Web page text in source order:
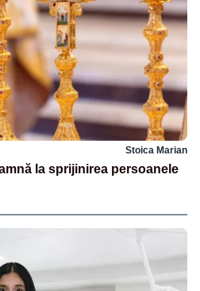
Stoica Marian
la sprijinirea persoanele